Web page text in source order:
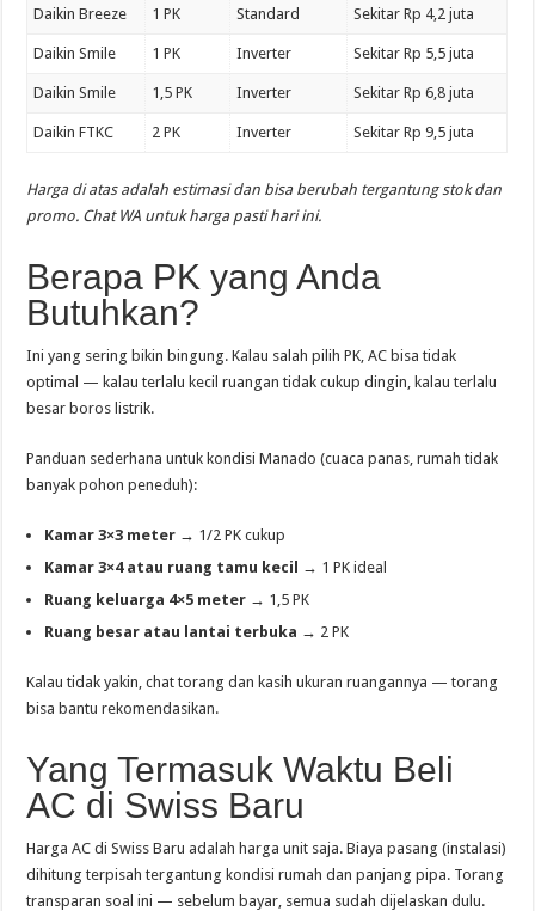
Daikin Breeze 1 PK Standard Sekitar Rp 4,2 juta
Daikin Smile 1 PK Inverter Sekitar Rp 5,5 juta
Daikin Smile 1,5 PK Inverter Sekitar Rp 6,8 juta
Daikin FTKC 2 PK Inverter Sekitar Rp 9,5 juta
Harga di atas adalah estimasi dan bisa berubah tergantung stok dan
promo. Chat WA untuk harga pasti hari ini.
Berapa PK yang Anda
Butuhkan?
Ini yang sering bikin bingung. Kalau salah pilih PK, AC bisa tidak
optimal — kalau terlalu kecil ruangan tidak cukup dingin, kalau terlalu
besar boros listrik.
Panduan sederhana untuk kondisi Manado (cuaca panas, rumah tidak
banyak pohon peneduh):
Kamar 3×3 meter → 1/2 PK cukup
Kamar 3×4 atau ruang tamu kecil → 1 PK ideal
Ruang keluarga 4×5 meter → 1,5 PK
Ruang besar atau lantai terbuka → 2 PK
Kalau tidak yakin, chat torang dan kasih ukuran ruangannya — torang
bisa bantu rekomendasikan.
Yang Termasuk Waktu Beli
AC di Swiss Baru
Harga AC di Swiss Baru adalah harga unit saja. Biaya pasang (instalasi)
dihitung terpisah tergantung kondisi rumah dan panjang pipa. Torang
transparan soal ini — sebelum bayar, semua sudah dijelaskan dulu.